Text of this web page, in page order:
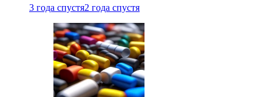
3 года спустя2 года спустя